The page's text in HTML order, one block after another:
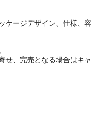
ケージデザイン、仕様、
せ、完売となる場合はキ